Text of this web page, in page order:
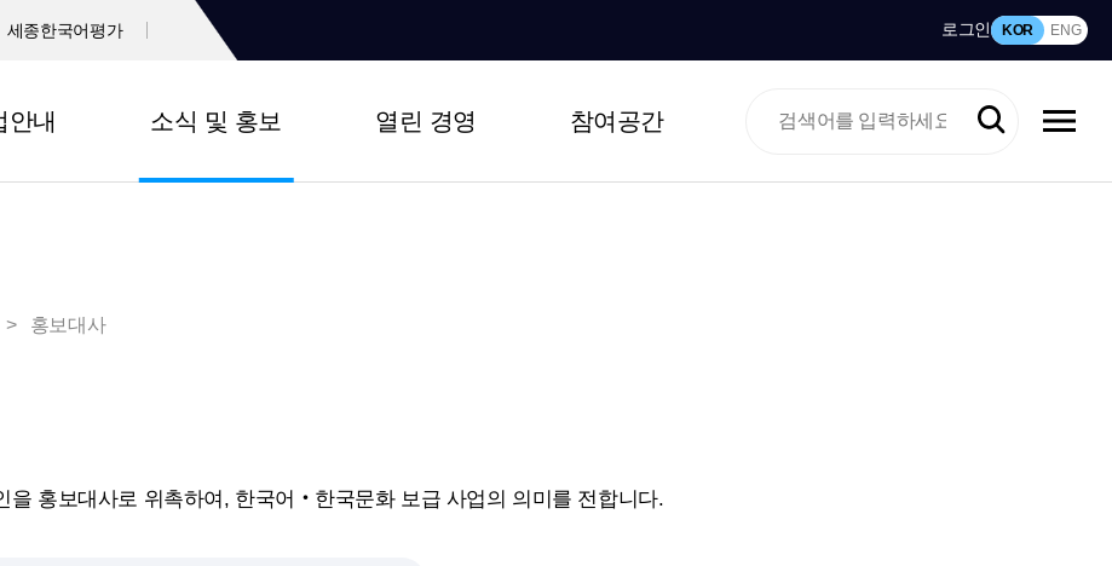
세종한국어평가 로그인 KOR ENG
안내 소식 및 홍보 열린 경영 참여공간
홍보대사
을 홍보대사로 위촉하여, 한국어‧한국문화 보급 사업의 의미를 전합니다.